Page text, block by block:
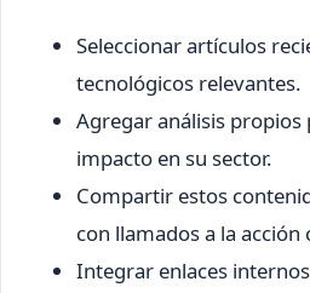
Seleccionar artículos
tecnológicos relevantes.
Agregar análisis propios
impacto en su sector.
Compartir estos
con llamados a la acción
Integrar enlaces